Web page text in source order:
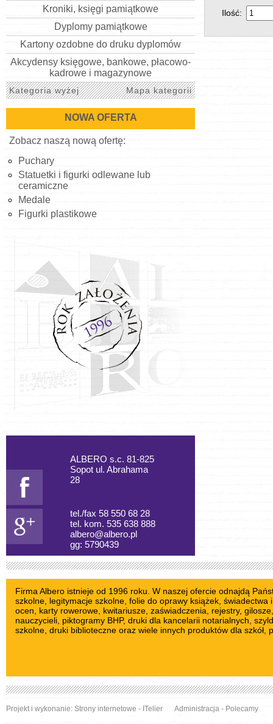
Kroniki, księgi pamiątkowe
Dyplomy pamiątkowe
Kartony ozdobne do druku dyplomów
Akcydensy księgowe, bankowe, płacowo-
kadrowe i magazynowe
Kategoria wyżej Mapa kategorii
NOWA OFERTA
Zobacz naszą nową ofertę:
Puchary
Statuetki i figurki odlewane lub
ceramiczne
Medale
Figurki plastikowe
ALBERO s.c. 81-825
Sopot ul. Abrahama
28
tel./fax 58 550 68 28
tel. kom. 535 638 888
albero@albero.pl
gg: 5790439
Ilość:
Firma Albero istnieje od 1996 roku. W naszej ofercie odnajdą
szkolne , legitymacje szkolne, folie do oprawy książek ,
ocen, karty rowerowe kwitariusze , zaświadczenia, rejestry, gilosze
nauczycieli piktogramy BHP, druki dla kancelarii notarialnych,
szkolne , druki biblioteczne oraz wiele innych produktów dla szkół,
Projekt i wykonanie: Strony internetowe - ITelier Administracja - Polecamy